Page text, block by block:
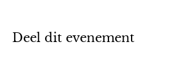
Deel dit evenement